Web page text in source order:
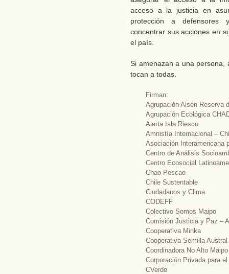
acceso a la justicia en
protección a defensores
concentrar sus acciones en
el país.
Si amenazan a una persona,
tocan a todas.
Firman:
Agrupación Aisén Reserva
Agrupación Ecológica
Alerta Isla Riesco
Amnistía Internacional –
Asociación Interamericana
Centro de Análisis
Centro Ecosocial
Chao Pescao
Chile Sustentable
Ciudadanos y Clima
CODEFF
Colectivo Somos Maipo
Comisión Justicia y Paz –
Cooperativa Minka
Cooperativa Semilla Austral
Coordinadora No Alto Maipo
Corporación Privada para
CVerde